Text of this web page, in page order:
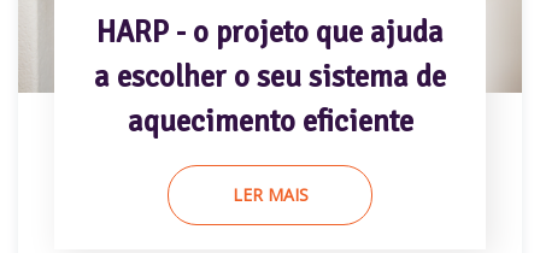
HARP - o projeto que ajuda
a escolher o seu sistema de
aquecimento eficiente
LER MAIS